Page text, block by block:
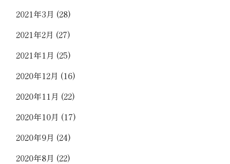
2021年3月 (28)
2021年2月 (27)
2021年1月 (25)
2020年12月 (16)
2020年11月 (22)
2020年10月 (17)
2020年9月 (24)
2020年8月 (22)